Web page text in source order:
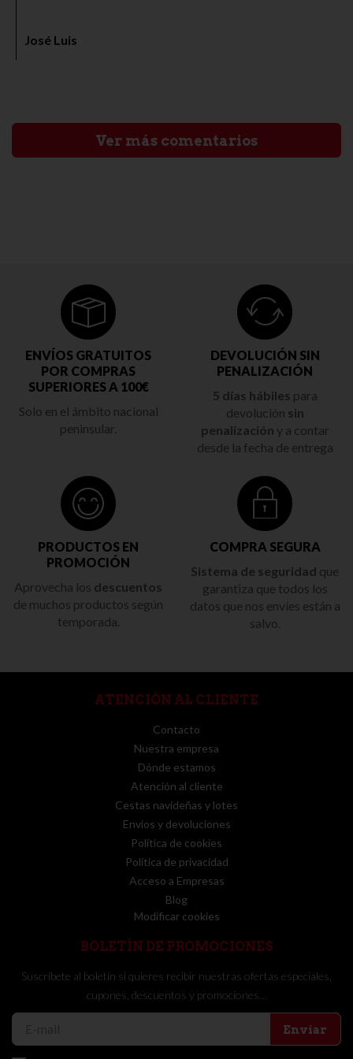
José Luis
Ver más comentarios
ENVÍOS GRATUITOS
POR COMPRAS
SUPERIORES A 100€
Solo en el ámbito nacional
peninsular.
DEVOLUCIÓN SIN
PENALIZACIÓN
5 días hábiles para
devolución sin
penalización y a contar
desde la fecha de entrega
PRODUCTOS EN
PROMOCIÓN
Aprovecha los descuentos
de muchos productos según
temporada.
COMPRA SEGURA
Sistema de seguridad que
garantiza que todos los
datos que nos envíes están a
salvo.
ATENCIÓN AL CLIENTE
Contacto
Nuestra empresa
Dónde estamos
Atención al cliente
Cestas navideñas y lotes
Envíos y devoluciones
Política de cookies
Política de privacidad
Acceso a Empresas
Blog
Modificar cookies
BOLETÍN DE PROMOCIONES
Suscríbete al boletín si quieres recibir nuestras ofertas especiales,
cupones, descuentos y promociones…
Enviar